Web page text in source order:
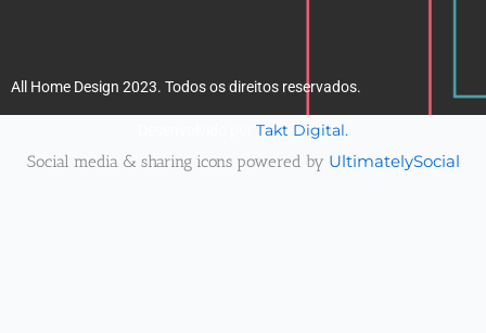
All Home Design 2023. Todos os direitos reservados.
Takt Digital.
Social media & sharing icons powered by UltimatelySocial